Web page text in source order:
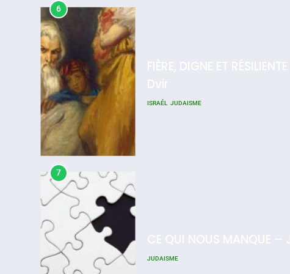
6
ISRAÉL JUDAISME
7
JUDAISME